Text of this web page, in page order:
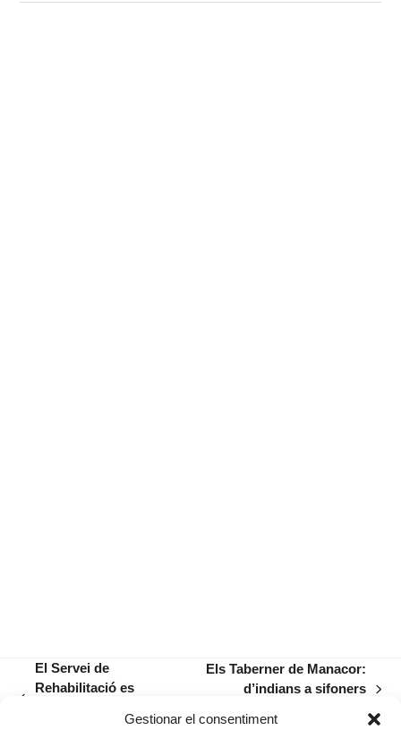
Gestionar el consentiment
El Servei de
Rehabilitació es
post:
Els Taberner de Manacor:
d’indians a sifoners